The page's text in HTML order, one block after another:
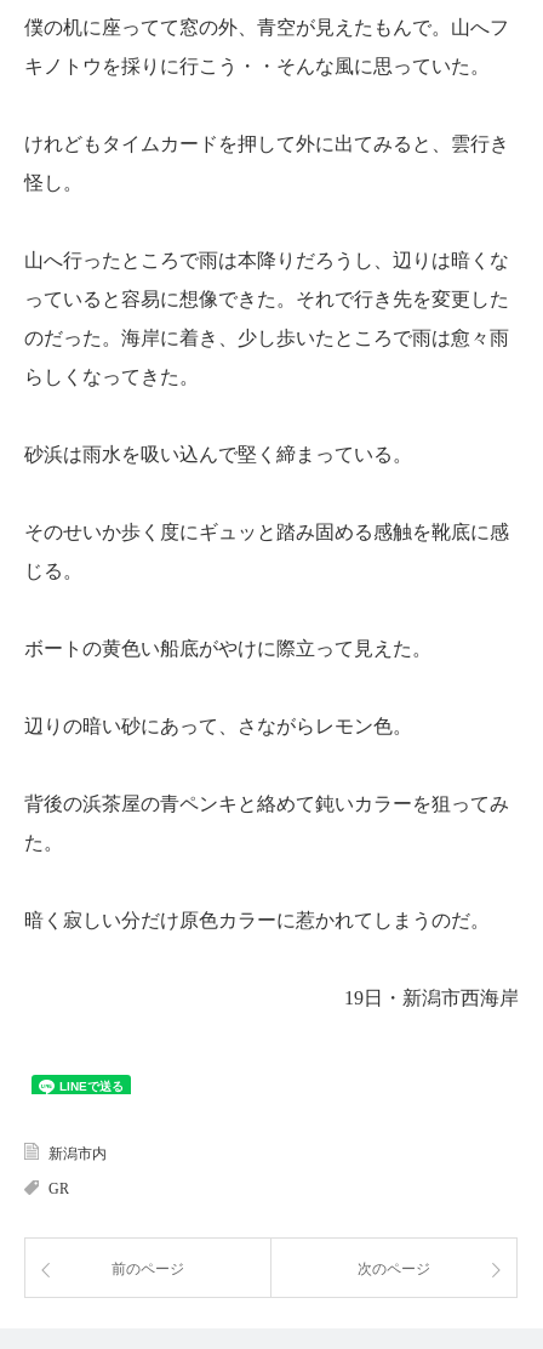
僕の机に座ってて窓の外、青空が見えたもんで。山へフ
キノトウを採りに行こう・・そんな風に思っていた。
けれどもタイムカードを押して外に出てみると、雲行き
怪し。
山へ行ったところで雨は本降りだろうし、辺りは暗くな
っていると容易に想像できた。それで行き先を変更した
のだった。海岸に着き、少し歩いたところで雨は愈々雨
らしくなってきた。
砂浜は雨水を吸い込んで堅く締まっている。
そのせいか歩く度にギュッと踏み固める感触を靴底に感
じる。
ボートの黄色い船底がやけに際立って見えた。
辺りの暗い砂にあって、さながらレモン色。
背後の浜茶屋の青ペンキと絡めて鈍いカラーを狙ってみ
た。
暗く寂しい分だけ原色カラーに惹かれてしまうのだ。
19日・新潟市西海岸
新潟市内
GR
前のページ 次のページ